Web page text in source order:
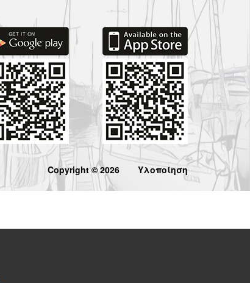
Copyright © 2026 Υλοποίηση